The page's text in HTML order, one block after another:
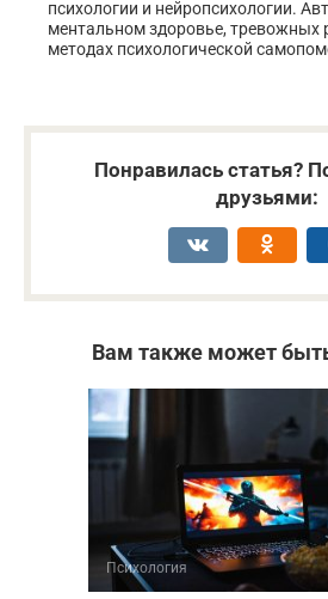
психологии и нейропсихологии.
ментальном здоровье, тревожных
методах психологической
Понравилась статья?
друзьями:
Вам также может
Психология